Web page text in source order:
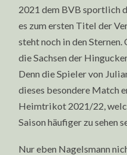
2021 dem BVB sportlich
es zum ersten Titel der
steht noch in den
die Sachsen der
Denn die Spieler von
dieses besondere Match
Heimtrikot 2021/22,
Saison häufiger zu sehen
Nur eben Nagelsmann